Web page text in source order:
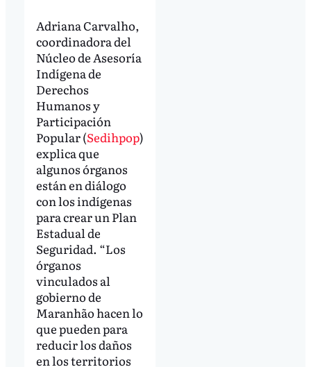
Adriana Carvalho,
coordinadora del
Núcleo de Asesoría
Indígena de
Derechos
Humanos y
Participación
Popular (Sedihpop)
explica que
algunos órganos
están en diálogo
con los indígenas
para crear un Plan
Estadual de
Seguridad. “Los
órganos
vinculados al
gobierno de
Maranhão hacen lo
que pueden para
reducir los daños
en los territorios